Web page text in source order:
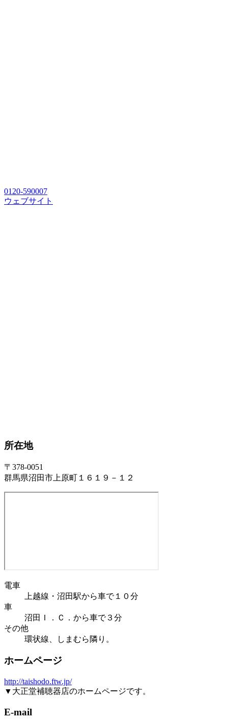
0120-590007
ウェブサイト
所在地
〒378-0051
群馬県沼田市上原町１６１９－１２
電車
上越線・沼田駅から車で１０分
車
沼田Ｉ．Ｃ．から車で３分
その他
環状線、しまむら隣り。
ホームページ
http://taishodo.ftw.jp/
▼大正堂補聴器店のホームページです。
E-mail